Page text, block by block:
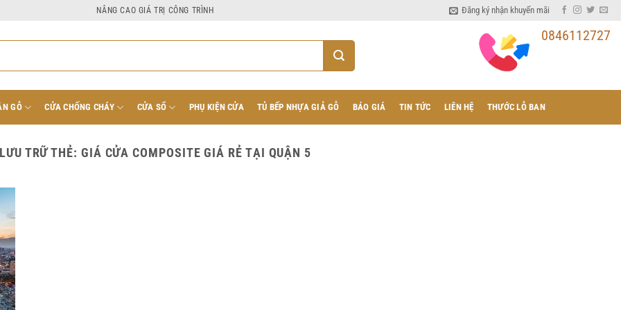
NÂNG CAO GIÁ TRỊ CÔNG TRÌNH Đăng ký nhận khuyến mãi
0846112727
GỖ CỬA CHỐNG CHÁY CỬA SỔ PHỤ KIỆN CỬA TỦ BẾP NHỰA GIẢ GỖ BÁO GIÁ TIN TỨC LIÊN HỆ THƯỚC LỖ BAN
LƯU TRỮ THẺ: GIÁ CỬA COMPOSITE GIÁ RẺ TẠI QUẬN 5